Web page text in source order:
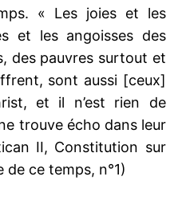
« Les joies et les
et les angoisses des
des pauvres surtout et
sont aussi [ceux]
et il n’est rien de
trouve écho dans leur
II, Constitution sur
de ce temps, n°1)